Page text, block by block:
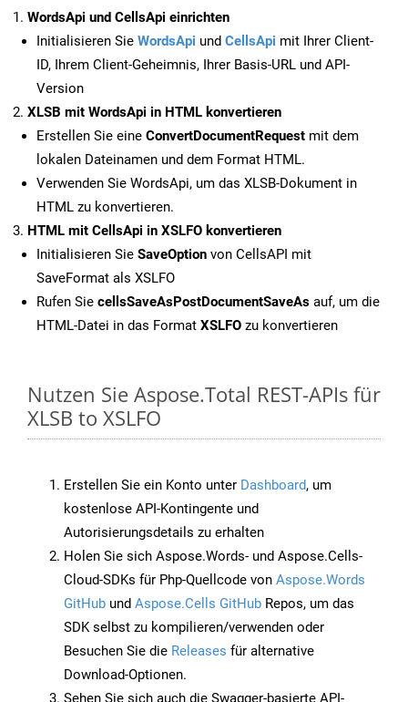
WordsApi und CellsApi einrichten
Initialisieren Sie WordsApi und CellsApi mit Ihrer Client-
ID, Ihrem Client-Geheimnis, Ihrer Basis-URL und API-
Version
XLSB mit WordsApi in HTML konvertieren
Erstellen Sie eine ConvertDocumentRequest mit dem
lokalen Dateinamen und dem Format HTML.
Verwenden Sie WordsApi, um das XLSB-Dokument in
HTML zu konvertieren.
HTML mit CellsApi in XSLFO konvertieren
Initialisieren Sie SaveOption von CellsAPI mit
SaveFormat als XSLFO
Rufen Sie cellsSaveAsPostDocumentSaveAs auf, um die
HTML-Datei in das Format XSLFO zu konvertieren
Nutzen Sie Aspose.Total REST-APIs für
XLSB to XSLFO
Erstellen Sie ein Konto unter Dashboard, um
kostenlose API-Kontingente und
Autorisierungsdetails zu erhalten
Holen Sie sich Aspose.Words- und Aspose.Cells-
Cloud-SDKs für Php-Quellcode von Aspose.Words
GitHub und Aspose.Cells GitHub Repos, um das
SDK selbst zu kompilieren/verwenden oder
Besuchen Sie die Releases für alternative
Download-Optionen.
Sehen Sie sich auch die Swagger-basierte API-